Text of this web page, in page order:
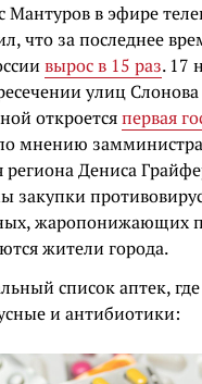
Мантуров в эфире
что за последнее
вырос в 15 раз. 17
улиц Слонова
откроетсяпервая
мнению замминистра
региона Дениса
закупки
жаропонижающих
жители города.
список аптек,
и антибиотики: